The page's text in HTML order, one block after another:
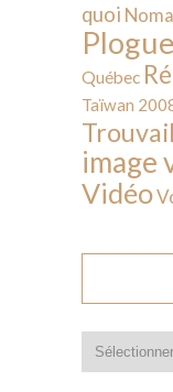
quoi
Québec
Taïwan
image
Vidéo